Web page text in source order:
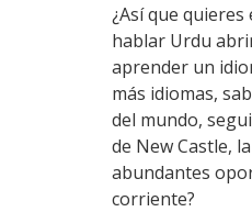
¿Así que
hablar Urdu
aprender un
más idiomas,
del mundo,
de New Castle,
abundantes
corriente?